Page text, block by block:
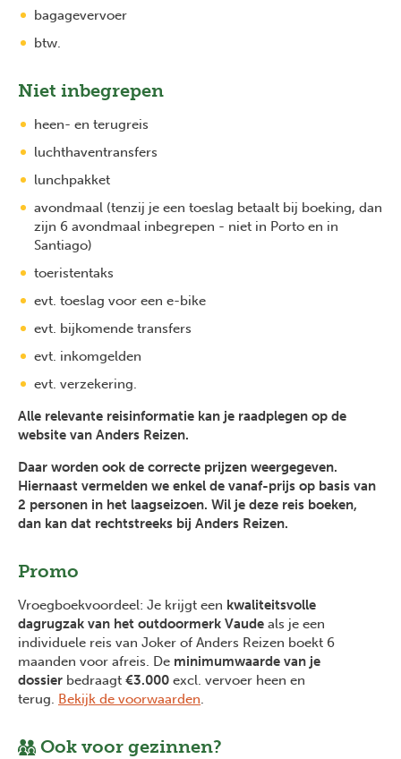
bagagevervoer
btw.
Niet inbegrepen
heen- en terugreis
luchthaventransfers
lunchpakket
avondmaal (tenzij je een toeslag betaalt bij boeking, dan
zijn 6 avondmaal inbegrepen - niet in Porto en in
Santiago)
toeristentaks
evt. toeslag voor een e-bike
evt. bijkomende transfers
evt. inkomgelden
evt. verzekering.
Alle relevante reisinformatie kan je raadplegen op de
website van Anders Reizen.
Daar worden ook de correcte prijzen weergegeven.
Hiernaast vermelden we enkel de vanaf-prijs op basis van
2 personen in het laagseizoen. Wil je deze reis boeken,
dan kan dat rechtstreeks bij Anders Reizen.
Promo
Vroegboekvoordeel: Je krijgt een kwaliteitsvolle
dagrugzak van het outdoormerk Vaude als je een
individuele reis van Joker of Anders Reizen boekt 6
maanden voor afreis. De minimumwaarde van je
dossier bedraagt €3.000 excl. vervoer heen en
terug. Bekijk de voorwaarden.
Ook voor gezinnen?